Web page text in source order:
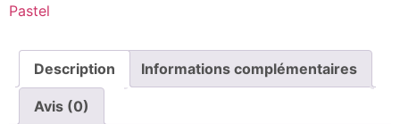
Pastel
Description Informations complémentaires
Avis (0)